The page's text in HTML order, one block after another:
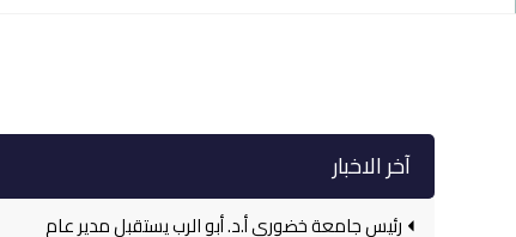
آخر الاخبار
رئيس جامعة خضوري أ.د. أبو الرب يستقبل مدير عام